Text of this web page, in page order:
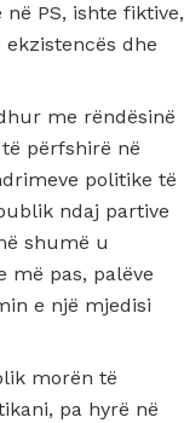
PS, ishte fiktive,
dhe
me rëndësinë
përfshirë në
politike të
ndaj partive
shumë u
më pas, palëve
e një mjedisi
morën të
pa hyrë në